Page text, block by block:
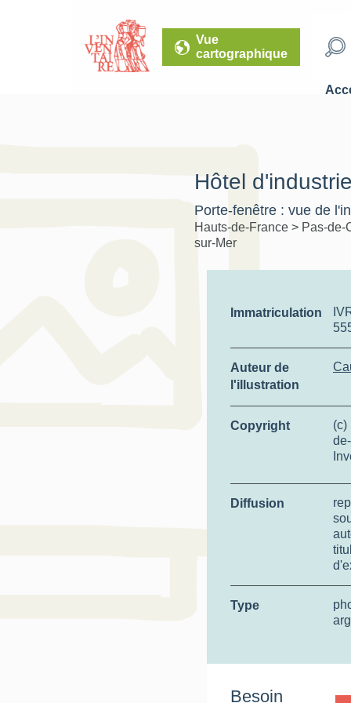
Vue
cartographique
Hôtel
Porte-fenêtre : vue de
Hauts-de-France > Pas-
sur-Mer
Immatriculation
Auteur de
l'illustration
Copyright
(c)
Diffusion
Type
Besoin